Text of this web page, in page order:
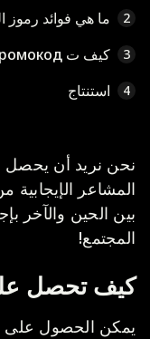
2 ما هي فوائد رموز
3 كيف ت активировать промокод
4 استنتاج
نحن نريد أن يحصل
المشاعر الإيجابية
بين الحين والآخر
المجتمع!
كيف تحصل
يمكن الحصول على